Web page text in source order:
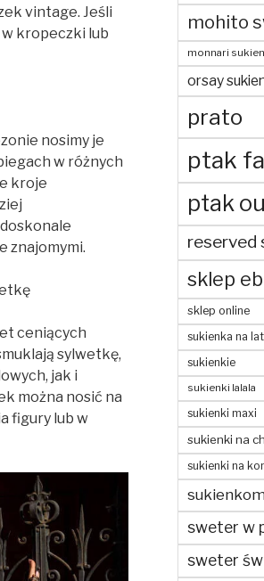
vintage. Jeśli
kropeczki lub
nosimy je
w różnych
kroje
znajomymi.
ceniących
sylwetkę,
jak i
można nosić na
figury lub w
mohito
monnari
orsay
prato
ptak
ptak
reserved
sklep
sklep online
sukienka na
sukienkie
sukienki lalala
sukienki maxi
sukienki na
sukienki na
sweter w
sweter